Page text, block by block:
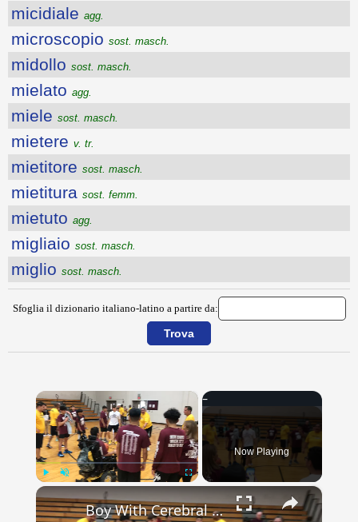
micidiale agg.
microscopio sost. masch.
midollo sost. masch.
mielato agg.
miele sost. masch.
mietere v. tr.
mietitore sost. masch.
mietitura sost. femm.
mietuto agg.
migliaio sost. masch.
miglio sost. masch.
Sfoglia il dizionario italiano-latino a partire da:
×
Now Playing
×
Boy With Cerebral Palsy Lifted From Wheelchair To Score First Basket | Happily TV